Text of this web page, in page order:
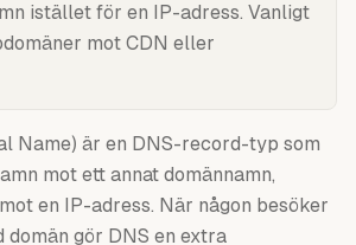
istället för en IP-adress. Vanligt
mot CDN eller
Name) är en DNS-record-typ som
mot ett annat domännamn,
en IP-adress. När någon besöker
domän gör DNS en extra